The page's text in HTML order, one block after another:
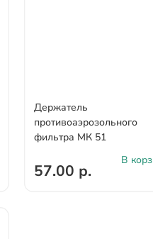
Держатель
противоаэрозольного
фильтра МК 51
57.00 р.
В